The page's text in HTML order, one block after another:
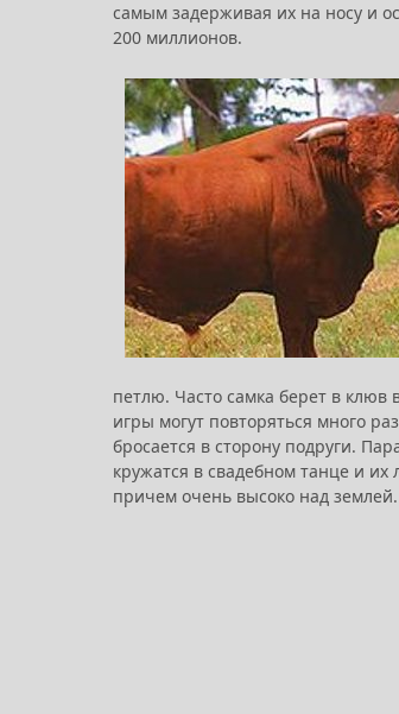
самым задерживая их на носу и
200 миллионов.
петлю. Часто самка берет в клюв
игры могут повторяться много
бросается в сторону подруги.
кружатся в свадебном танце и
причем очень высоко над землей.